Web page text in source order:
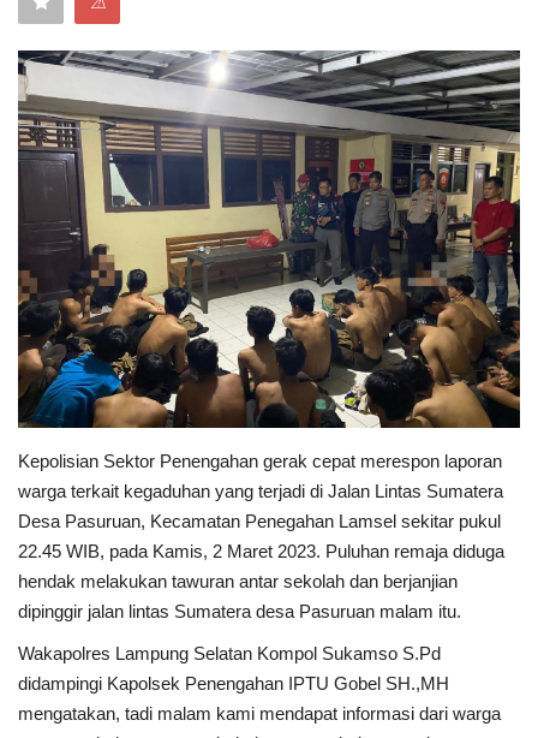
Kejahatan
Cybers Event
UMKM & Ekonomi Kreatif
Pekerja Migran Indonesia
Ekonomi
Pendidikan
Informasi Journalism
Olahraga
Kesehatan
Layanan Publik
Perempuan/Anak
Kepolisian Sektor Penengahan gerak cepat merespon laporan
warga terkait kegaduhan yang terjadi di Jalan Lintas Sumatera
Desa Pasuruan, Kecamatan Penegahan Lamsel sekitar pukul
22.45 WIB, pada Kamis, 2 Maret 2023. Puluhan remaja diduga
hendak melakukan tawuran antar sekolah dan berjanjian
dipinggir jalan lintas Sumatera desa Pasuruan malam itu.
Wakapolres Lampung Selatan Kompol Sukamso S.Pd
didampingi Kapolsek Penengahan IPTU Gobel SH.,MH
mengatakan, tadi malam kami mendapat informasi dari warga